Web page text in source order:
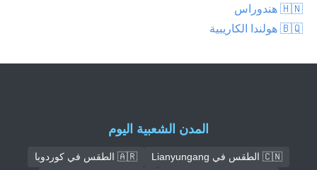
🇭🇳 هندوراس
🇧🇶 هولندا الكاريبية
المدن الشعبية اليوم
🇨🇳 الطقس في Lianyungang
🇦🇷 الطقس في كوردوبا